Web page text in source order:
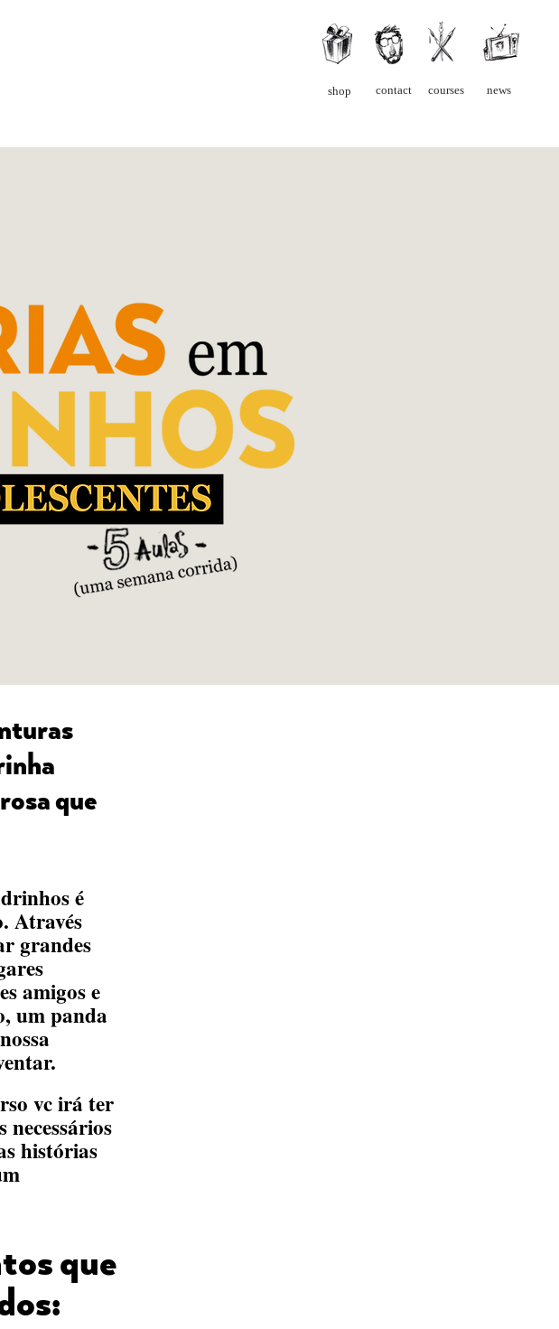
shop contact courses news
que
é
Através
grandes
amigos e
um panda
vc irá ter
necessários
histórias
que